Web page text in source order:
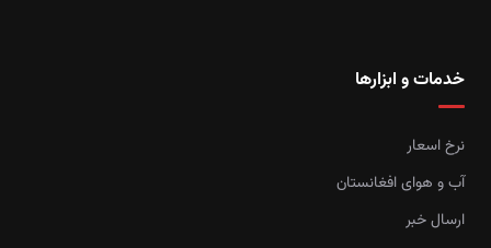
خدمات و ابزارها
نرخ اسعار
آب و هوای افغانستان
ارسال خبر